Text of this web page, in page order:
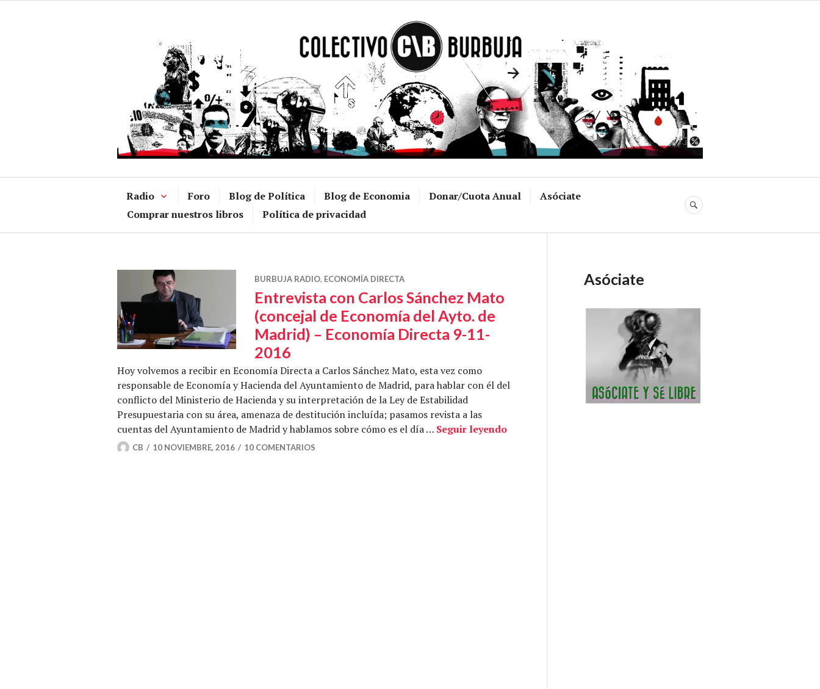
Radio Foro Blog de Política Blog de Economia Donar/Cuota Anual
Asóciate
Comprar nuestros libros
Política de privacidad
BUSCAR
BURBUJA RADIO, ECONOMÍA DIRECTA
Entrevista con Carlos Sánchez Mato
(concejal de Economía del Ayto. de
Madrid) – Economía Directa 9-11-
2016
Hoy volvemos a recibir en Economía Directa a Carlos Sánchez Mato, esta vez como
responsable de Economía y Hacienda del Ayuntamiento de Madrid, para hablar con él del
conflicto del Ministerio de Hacienda y su interpretación de la Ley de Estabilidad
Presupuestaria con su área, amenaza de destitución incluída; pasamos revista a las
cuentas del Ayuntamiento de Madrid y hablamos sobre cómo es el día … Seguir leyendoEntrevista con Carlos Sánchez Mato (concejal de Economía del
CB 10 NOVIEMBRE, 2016 10 COMENTARIOS
Asóciate